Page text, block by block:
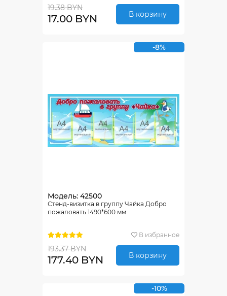
19.38 BYN
17.00 BYN В корзину
-8%
Модель: 42500
Стенд-визитка в группу Чайка Добро
пожаловать 1490*600 мм
В избранное
193.37 BYN
177.40 BYN В корзину
-10%